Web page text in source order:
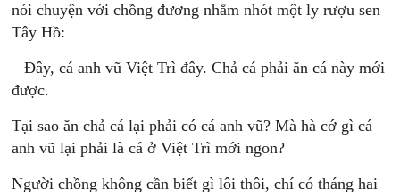
nói chuyện với chồng đương nhắm nhót một ly rượu sen
Tây Hồ:
– Đây, cá anh vũ Việt Trì đây. Chả cá phải ăn cá này mới
được.
Tại sao ăn chả cá lại phải có cá anh vũ? Mà hà cớ gì cá
anh vũ lại phải là cá ở Việt Trì mới ngon?
Người chồng không cần biết gì lôi thôi, chí có tháng hai